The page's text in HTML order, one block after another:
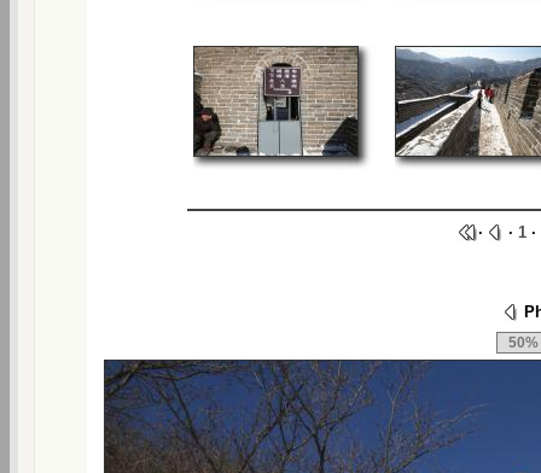
· · 1 ·